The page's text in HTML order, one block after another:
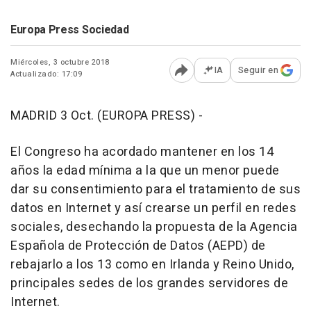
Europa Press Sociedad
Miércoles, 3 octubre 2018
Actualizado: 17:09
Abrir opciones para
IA Seguir en
MADRID 3 Oct. (EUROPA PRESS) -
El Congreso ha acordado mantener en los 14
años la edad mínima a la que un menor puede
dar su consentimiento para el tratamiento de sus
datos en Internet y así crearse un perfil en redes
sociales, desechando la propuesta de la Agencia
Española de Protección de Datos (AEPD) de
rebajarlo a los 13 como en Irlanda y Reino Unido,
principales sedes de los grandes servidores de
Internet.